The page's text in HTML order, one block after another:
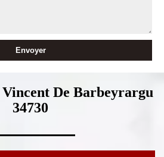
De Barbeyrargu
34730